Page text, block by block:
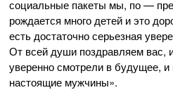
социальные пакеты мы, по —
рождается много детей и это
есть достаточно серьезная
От всей души поздравляем вас,
уверенно смотрели в будущее,
настоящие мужчины».